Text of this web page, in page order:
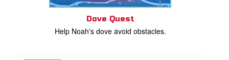
Dove Quest
Help Noah's dove avoid obstacles.